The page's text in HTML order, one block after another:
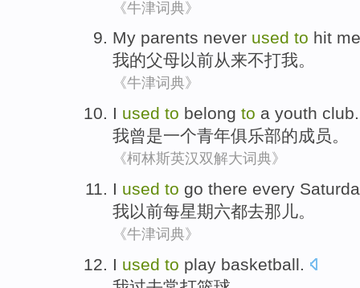
《牛津词典》
My parents never used to hit me
我的父母以前从来不打我。
《牛津词典》
I used to belong to a youth club.
我曾是一个青年俱乐部的成员。
《柯林斯英汉双解大词典》
I used to go there every
我以前每星期六都去那儿。
《牛津词典》
I used to play basketball.